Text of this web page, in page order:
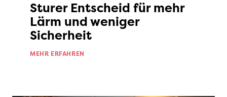
Sturer Entscheid für mehr
Lärm und weniger
Sicherheit
MEHR ERFAHREN